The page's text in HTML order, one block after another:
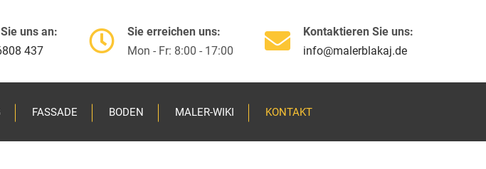
uns an:
437
Sie erreichen uns:
Mon - Fr: 8:00 - 17:00
Kontaktieren Sie uns:
info@malerblakaj.de
FASSADE BODEN MALER-WIKI KONTAKT